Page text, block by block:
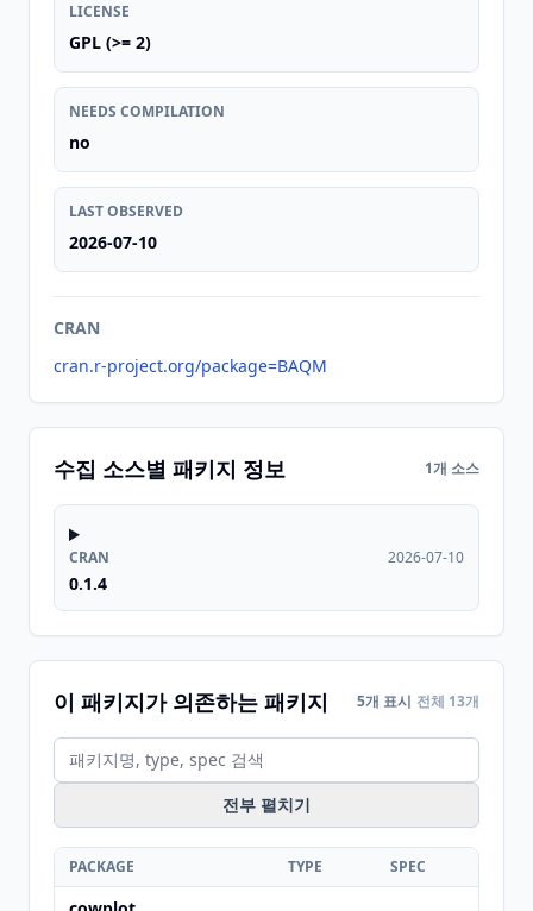
LICENSE
GPL (>= 2)
NEEDS COMPILATION
no
LAST OBSERVED
2026-07-10
CRAN
cran.r-project.org/package=BAQM
수집 소스별 패키지 정보 1개 소스
CRAN
0.1.4
2026-07-10
이 패키지가 의존하는 패키지 5개 표시 전체 13개
전부 펼치기
PACKAGE TYPE SPEC